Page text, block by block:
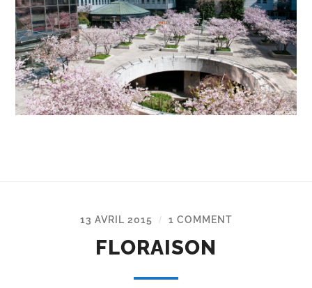
13 AVRIL 2015 / 1 COMMENT
FLORAISON